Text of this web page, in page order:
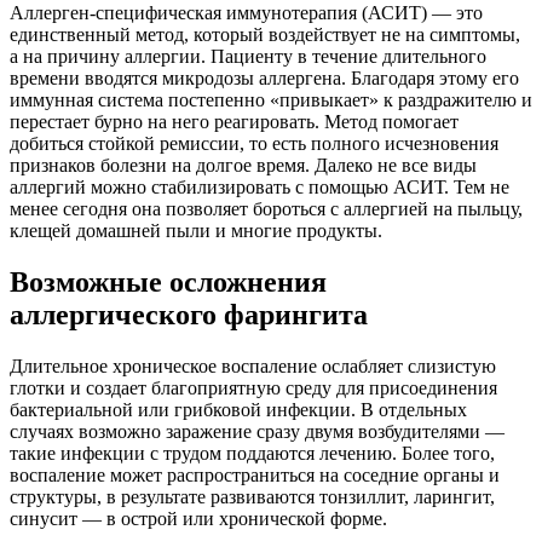
Аллерген-специфическая иммунотерапия (АСИТ) — это
единственный метод, который воздействует не на симптомы,
а на причину аллергии. Пациенту в течение длительного
времени вводятся микродозы аллергена. Благодаря этому его
иммунная система постепенно «привыкает» к раздражителю и
перестает бурно на него реагировать. Метод помогает
добиться стойкой ремиссии, то есть полного исчезновения
признаков болезни на долгое время. Далеко не все виды
аллергий можно стабилизировать с помощью АСИТ. Тем не
менее сегодня она позволяет бороться с аллергией на пыльцу,
клещей домашней пыли и многие продукты.
Возможные осложнения
аллергического фарингита
Длительное хроническое воспаление ослабляет слизистую
глотки и создает благоприятную среду для присоединения
бактериальной или грибковой инфекции. В отдельных
случаях возможно заражение сразу двумя возбудителями —
такие инфекции с трудом поддаются лечению. Более того,
воспаление может распространиться на соседние органы и
структуры, в результате развиваются тонзиллит, ларингит,
синусит — в острой или хронической форме.